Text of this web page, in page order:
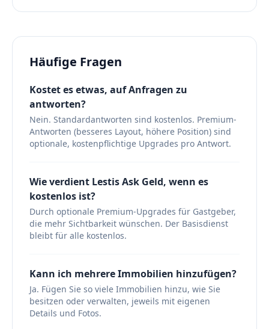
Häufige Fragen
Kostet es etwas, auf Anfragen zu
antworten?
Nein. Standardantworten sind kostenlos. Premium-
Antworten (besseres Layout, höhere Position) sind
optionale, kostenpflichtige Upgrades pro Antwort.
Wie verdient Lestis Ask Geld, wenn es
kostenlos ist?
Durch optionale Premium-Upgrades für Gastgeber,
die mehr Sichtbarkeit wünschen. Der Basisdienst
bleibt für alle kostenlos.
Kann ich mehrere Immobilien hinzufügen?
Ja. Fügen Sie so viele Immobilien hinzu, wie Sie
besitzen oder verwalten, jeweils mit eigenen
Details und Fotos.